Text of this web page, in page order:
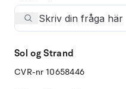
Sol og Strand
CVR-nr 10658446